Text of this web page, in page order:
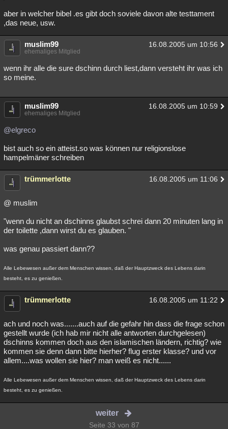
aber in welcher bibel .es gibt doch soviele davon alte testtament
,das neue, usw.
muslim99 16.08.2005 um 10:56
ehemaliges Mitglied
wenn ihr alle die sure dschinn durch liest,dann versteht ihr was ich
so meine.
muslim99 16.08.2005 um 10:59
ehemaliges Mitglied
@elgreco
bist auch so ein atteist.so was können nur religionslose
hampelmäner schreiben
trümmerlotte 16.08.2005 um 11:06
@ muslim
"wenn du nicht an dschinns glaubst schrei dann 20 minuten lang in
der toilette ,dann wirst du es glauben. "
was genau passiert dann??
Alle Lebewesen außer dem Menschen wissen, daß der Hauptzweck des Lebens darin
besteht, es zu genießen.
trümmerlotte 16.08.2005 um 11:22
ach und noch was.......auch auf die gefahr hin dass die frage schon
gestellt wurde (ich hab mir nicht alle antworten durchgelesen)
dschinns kommen doch aus den islamischen ländern, richtig? wie
kommen sie denn dann bitte hierher? flug erster klasse? und vor
allem....was wollen sie hier? man weiß es nicht......
Alle Lebewesen außer dem Menschen wissen, daß der Hauptzweck des Lebens darin
besteht, es zu genießen.
weiter
Seite 33 von 87